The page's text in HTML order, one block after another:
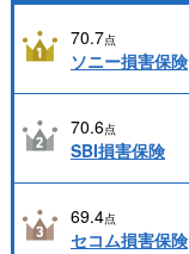
70.7点
ソニー損害保険
70.6点
SBI損害保険
69.4点
セコム損害保険